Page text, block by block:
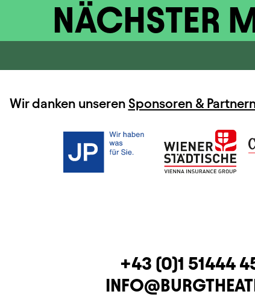
NÄCHSTER
Wir danken unseren Sponsoren &
TELEFON
+43 (0)1 51444
E-MAIL